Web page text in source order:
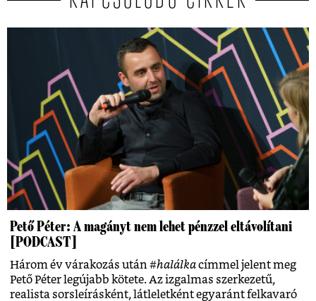
Pető Péter: A magányt nem lehet pénzzel eltávolítani
[PODCAST]
Három év várakozás után #halálkacímmel jelent meg
Pető Péter legújabb kötete. Az izgalmas szerkezetű,
realista sorsleírásként, látleletként egyaránt felkavaró